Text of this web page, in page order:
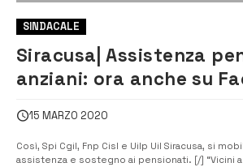
SINDACALE
Siracusa| Assistenza
anziani: ora anche su
15 MARZO 2020
Così, Spi Cgil, Fnp Cisl e Uilp Uil Siracusa, si
assistenza e sostegno ai pensionati. [/] “Vicini